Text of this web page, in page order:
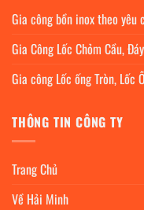
Gia công bồn inox theo yêu
Gia Công Lốc Chỏm Cầu,
Gia công Lốc ống Tròn, Lốc
THÔNG TIN CÔNG TY
Trang Chủ
Về Hải Minh